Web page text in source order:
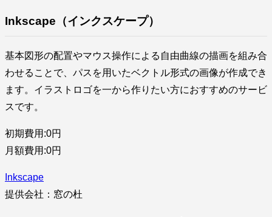
Inkscape（インクスケープ）
基本図形の配置やマウス操作による自由曲線の描画を組み合
わせることで、パスを用いたベクトル形式の画像が作成でき
ます。イラストロゴを一から作りたい方におすすめのサービ
スです。
初期費用:0円
月額費用:0円
Inkscape
提供会社：窓の杜